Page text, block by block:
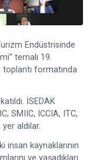
Endüstrisinde
temalı 19.
toplantı formatında
İSEDAK
SMIIC, ICCIA, ITC,
aldılar.
insan kaynaklarının